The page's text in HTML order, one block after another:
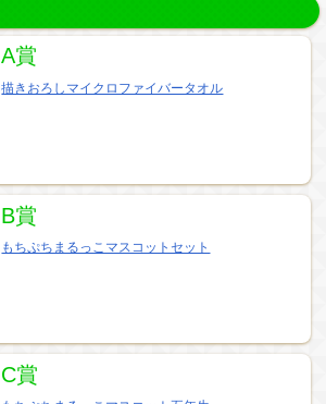
A賞
描きおろしマイクロファイバータオル
B賞
もちぷちまるっこマスコットセット
C賞